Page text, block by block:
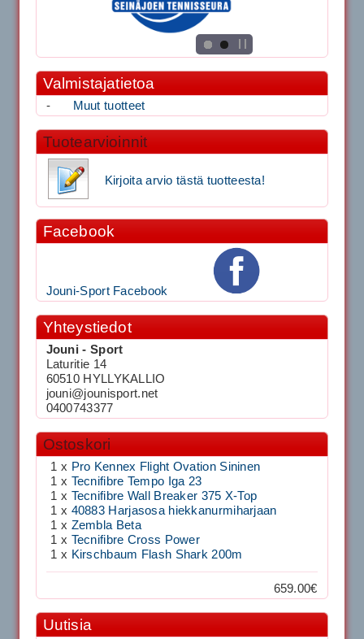
Valmistajatietoa
- Muut tuotteet
Tuotearvioinnit
Kirjoita arvio tästä tuotteesta!
Facebook
Jouni-Sport Facebook
Yhteystiedot
Jouni - Sport
Laturitie 14
60510 HYLLYKALLIO
jouni@jounisport.net
0400743377
Ostoskori
1 x Pro Kennex Flight Ovation Sininen
1 x Tecnifibre Tempo Iga 23
1 x Tecnifibre Wall Breaker 375 X-Top
1 x 40883 Harjasosa hiekkanurmiharjaan
1 x Zembla Beta
1 x Tecnifibre Cross Power
1 x Kirschbaum Flash Shark 200m
659.00€
Uutisia